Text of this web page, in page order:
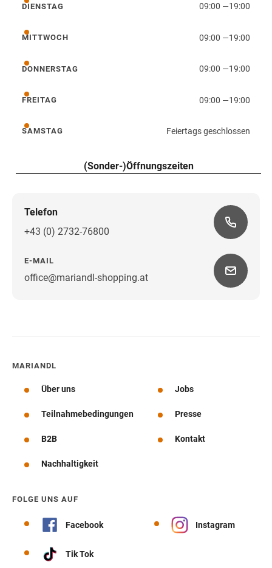
Dienstag
DIENSTAG 09:00 —19:00
Mittwoch
MITTWOCH 09:00 —19:00
Donnerstag
DONNERSTAG 09:00 —19:00
Freitag
FREITAG 09:00 —19:00
Samstag
SAMSTAG Feiertags geschlossen
(Sonder-)Öffnungszeiten
Telefon
+43 (0) 2732-76800
E-MAIL
office@mariandl-shopping.at
Wegbeschreibung
MARIANDL
Über uns Jobs
Teilnahmebedingungen Presse
B2B Kontakt
Nachhaltigkeit
FOLGE UNS AUF
Facebook Instagram
Tik Tok